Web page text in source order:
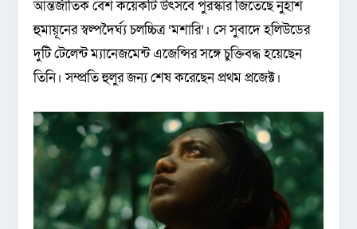
আন্তর্জাতিক বেশ কয়েকটি উৎসবে পুরস্কার জিতেছে নুহাশ
হুমায়ূনের স্বল্পদৈর্ঘ্য চলচ্চিত্র ‘মশারি’। সে সুবাদে হলিউডের
দুটি টেলেন্ট ম্যানেজমেন্ট এজেন্সির সঙ্গে চুক্তিবদ্ধ হয়েছেন
তিনি। সম্প্রতি হুলুর জন্য শেষ করেছেন প্রথম প্রজেক্ট।